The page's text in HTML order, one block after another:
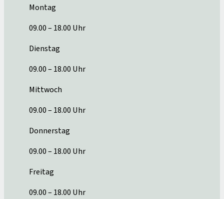
Montag
09.00 – 18.00 Uhr
Dienstag
09.00 – 18.00 Uhr
Mittwoch
09.00 – 18.00 Uhr
Donnerstag
09.00 – 18.00 Uhr
Freitag
09.00 – 18.00 Uhr